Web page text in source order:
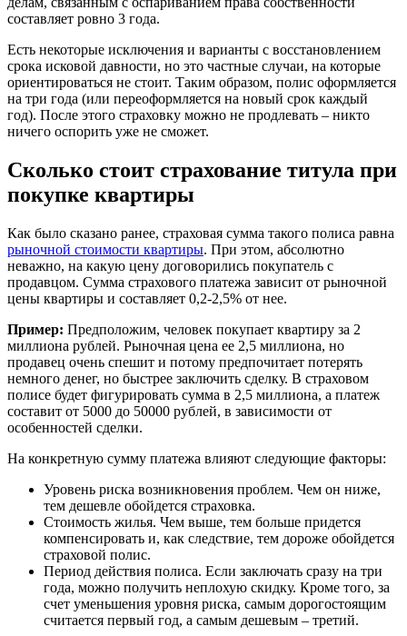
составляет ровно 3 года.
Есть некоторые исключения и варианты с восстановлением
срока исковой давности, но это частные случаи, на которые
ориентироваться не стоит. Таким образом, полис оформляется
на три года (или переоформляется на новый срок каждый
год). После этого страховку можно не продлевать – никто
ничего оспорить уже не сможет.
Сколько стоит страхование титула при
покупке квартиры
Как было сказано ранее, страховая сумма такого полиса равна
рыночной стоимости квартиры. При этом, абсолютно
неважно, на какую цену договорились покупатель с
продавцом. Сумма страхового платежа зависит от рыночной
цены квартиры и составляет 0,2-2,5% от нее.
Пример: Предположим, человек покупает квартиру за 2
миллиона рублей. Рыночная цена ее 2,5 миллиона, но
продавец очень спешит и потому предпочитает потерять
немного денег, но быстрее заключить сделку. В страховом
полисе будет фигурировать сумма в 2,5 миллиона, а платеж
составит от 5000 до 50000 рублей, в зависимости от
особенностей сделки.
На конкретную сумму платежа влияют следующие факторы:
Уровень риска возникновения проблем. Чем он ниже,
тем дешевле обойдется страховка.
Стоимость жилья. Чем выше, тем больше придется
компенсировать и, как следствие, тем дороже обойдется
страховой полис.
Период действия полиса. Если заключать сразу на три
года, можно получить неплохую скидку. Кроме того, за
счет уменьшения уровня риска, самым дорогостоящим
считается первый год, а самым дешевым – третий.